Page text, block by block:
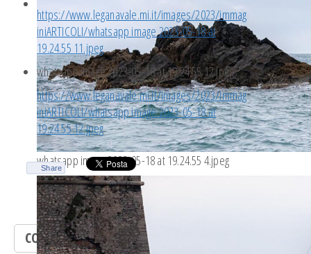
whatsapp image 2023-05-18 at 19.24.55 4.jpeg
https://www.leganavale.mi.it/images/2023/immag
iniARTICOLI/whatsapp image 2023-05-18 at
19.24.55 11.jpeg
whatsapp image 2023-05-18 at 19.24.55 12.jpeg
https://www.leganavale.mi.it/images/2023/immag
iniARTICOLI/whatsapp image 2023-05-18 at
19.24.55 12.jpeg
Share
CONTATTACI